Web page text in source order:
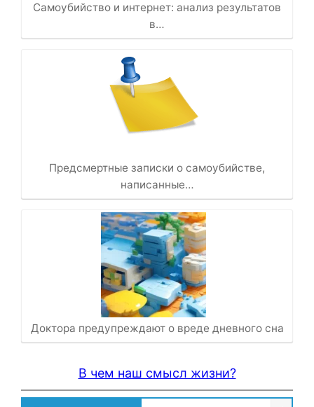
Самоубийство и интернет: анализ результатов
в…
Предсмертные записки о самоубийстве,
написанные…
Доктора предупреждают о вреде дневного сна
В чем наш смысл жизни?